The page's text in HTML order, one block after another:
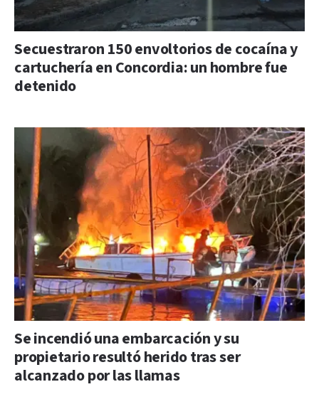
Secuestraron 150 envoltorios de cocaína y
cartuchería en Concordia: un hombre fue
detenido
Se incendió una embarcación y su
propietario resultó herido tras ser
alcanzado por las llamas